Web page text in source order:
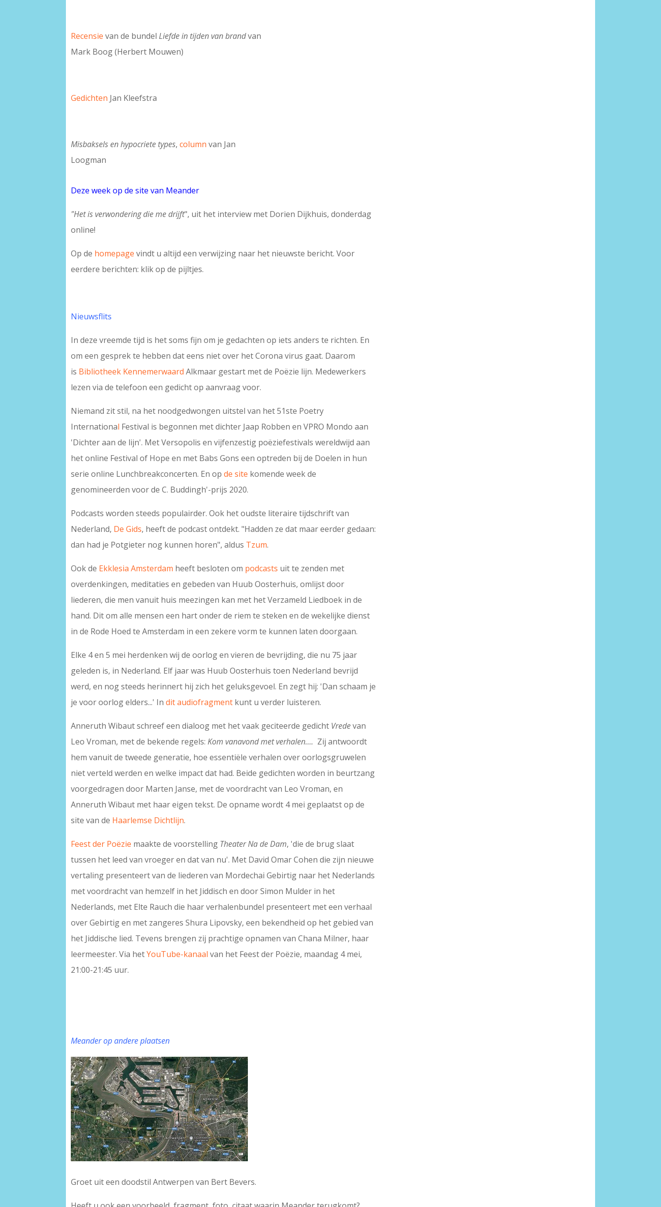
Recensie van de bundelLiefde in tijden van brandvan
Mark Boog (Herbert Mouwen)
Gedichten Jan Kleefstra
Misbaksels en hypocriete types,column van Jan
Loogman
Deze week op de site van Meander
"Het is verwondering die me drijft", uit het interview met Dorien Dijkhuis, donderdag
online!
Op de homepage vindt u altijd een verwijzing naar het nieuwste bericht. Voor
eerdere berichten: klik op de pijltjes.
Nieuwsflits
In deze vreemde tijd is het soms fijn om je gedachten op iets anders te richten. En
om een gesprek te hebben dat eens niet over het Corona virus gaat. Daarom
is Bibliotheek Kennemerwaard Alkmaar gestart met de Poëzie lijn. Medewerkers
lezen via de telefoon een gedicht op aanvraag voor.
Niemand zit stil, na het noodgedwongen uitstel van het 51ste Poetry
International Festival is begonnen met dichter Jaap Robben en VPRO Mondo aan
'Dichter aan de lijn'. Met Versopolis en vijfenzestig poëziefestivals wereldwijd aan
het online Festival of Hope en met Babs Gons een optreden bij de Doelen in hun
serie online Lunchbreakconcerten. En opde site komende week de
genomineerden voor de C. Buddingh'-prijs 2020.
Podcasts worden steeds populairder. Ook het oudste literaire tijdschrift van
Nederland, De Gids, heeft de podcast ontdekt. "Hadden ze dat maar eerder gedaan:
dan had je Potgieter nog kunnen horen", aldus Tzum.
Ook de Ekklesia Amsterdam heeft besloten om podcasts uit te zenden met
overdenkingen, meditaties en gebeden van Huub Oosterhuis, omlijst door
liederen, die men vanuit huis meezingen kan met het Verzameld Liedboek in de
hand. Dit om alle mensen een hart onder de riem te steken en de wekelijke dienst
in de Rode Hoed te Amsterdam in een zekere vorm te kunnen laten doorgaan.
Elke 4 en 5 mei herdenken wij de oorlog en vieren de bevrijding, die nu 75 jaar
geleden is, in Nederland. Elf jaar was Huub Oosterhuis toen Nederland bevrijd
werd, en nog steeds herinnert hij zich het geluksgevoel. En zegt hij: 'Dan schaam je
je voor oorlog elders...' Indit audiofragment kunt u verder luisteren.
Anneruth Wibaut schreef een dialoog met het vaak geciteerde gedicht Vredevan
Leo Vroman, met de bekende regels:Kom vanavond met verhalen…. Zij antwoordt
hem vanuit de tweede generatie, hoe essentiële verhalen over oorlogsgruwelen
niet verteld werden en welke impact dat had. Beide gedichten worden in beurtzang
voorgedragen door Marten Janse, met de voordracht van Leo Vroman, en
Anneruth Wibaut met haar eigen tekst. De opname wordt 4 mei geplaatst op de
site van de Haarlemse Dichtlijn.
Feest der Poëzie maakte de voorstelling Theater Na de Dam, 'die de brug slaat
tussen het leed van vroeger en dat van nu'. Met David Omar Cohen die zijn nieuwe
vertaling presenteert van de liederen van Mordechai Gebirtig naar het Nederlands
met voordracht van hemzelf in het Jiddisch en door Simon Mulder in het
Nederlands, met Elte Rauch die haar verhalenbundel presenteert met een verhaal
over Gebirtig en met zangeres Shura Lipovsky, een bekendheid op het gebied van
het Jiddische lied. Tevens brengen zij prachtige opnamen van Chana Milner, haar
leermeester. Via hetYouTube-kanaal van het Feest der Poëzie, maandag 4 mei,
21:00-21:45 uur.
Meander op andere plaatsen
Groet uit een doodstil Antwerpen van Bert Bevers.